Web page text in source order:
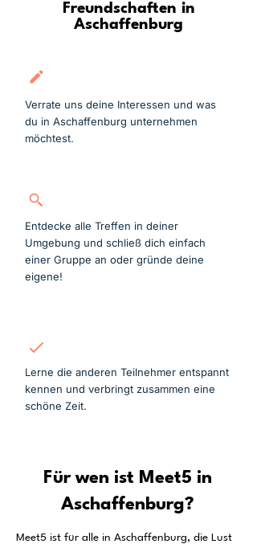
Freundschaften in
Aschaffenburg
Verrate uns deine Interessen und was
du in Aschaffenburg unternehmen
möchtest.
Entdecke alle Treffen in deiner
Umgebung und schließ dich einfach
einer Gruppe an oder gründe deine
eigene!
Lerne die anderen Teilnehmer entspannt
kennen und verbringt zusammen eine
schöne Zeit.
Für wen ist Meet5 in
Aschaffenburg?
Meet5 ist für alle in Aschaffenburg, die Lust